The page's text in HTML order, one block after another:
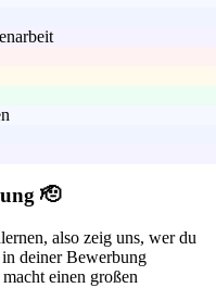
🫡
also zeig uns, wer du
deiner Bewerbung
einen großen